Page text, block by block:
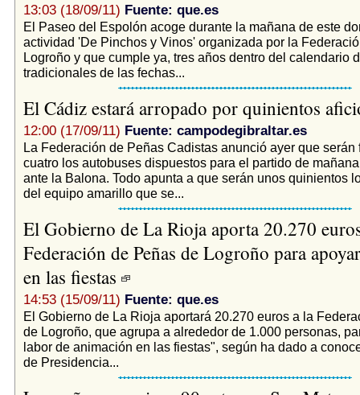
13:03 (18/09/11) Fuente: que.es
El Paseo del Espolón acoge durante la mañana de este
actividad 'De Pinchos y Vinos' organizada por la
Logroño y que cumple ya, tres años dentro del calendario
tradicionales de las fechas...
El Cádiz estará arropado por quinientos
12:00 (17/09/11) Fuente: campodegibraltar.es
La Federación de Peñas Cadistas anunció ayer que serán
cuatro los autobuses dispuestos para el partido de
ante la Balona. Todo apunta a que serán unos quinientos
del equipo amarillo que se...
El Gobierno de La Rioja aporta 20.270
Federación de Peñas de Logroño para
en las fiestas
14:53 (15/09/11) Fuente: que.es
El Gobierno de La Rioja aportará 20.270 euros a la
de Logroño, que agrupa a alrededor de 1.000 personas,
labor de animación en las fiestas", según ha dado a
de Presidencia...